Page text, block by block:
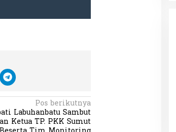
Pos berikutnya
Labuhanbatu Sambut
Ketua TP. PKK Sumut